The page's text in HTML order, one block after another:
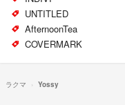
UNTITLED
AfternoonTea
COVERMARK
ラクマ Yossy